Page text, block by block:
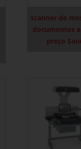
scanner de
documentos
preço